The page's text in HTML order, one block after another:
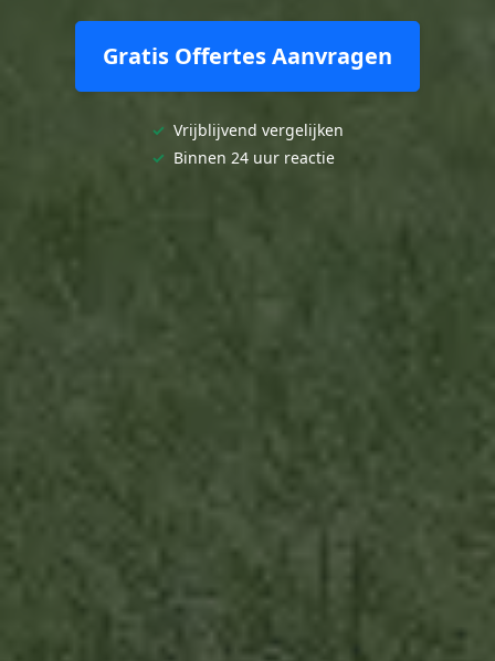
Gratis Offertes Aanvragen
✓ Vrijblijvend vergelijken
✓ Binnen 24 uur reactie